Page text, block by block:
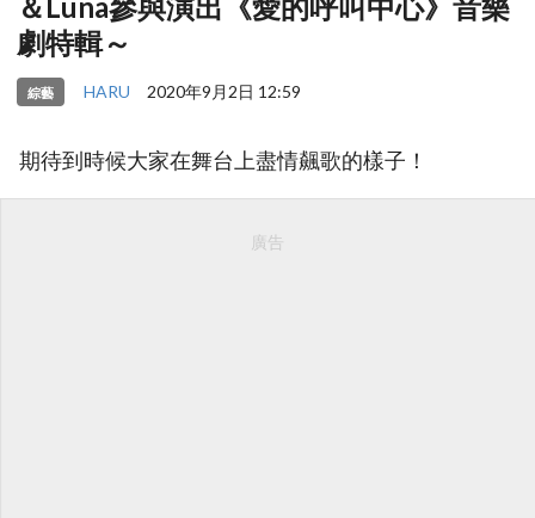
＆Luna參與演出《愛的呼叫中心》音樂
劇特輯～
綜藝 HARU 2020年9月2日 12:59
期待到時候大家在舞台上盡情飆歌的樣子！
廣告